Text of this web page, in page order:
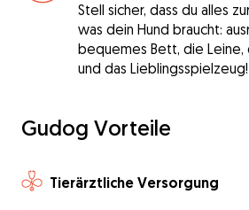
Stell sicher, dass du alles
was dein Hund braucht:
bequemes Bett, die Leine,
und das Lieblingsspielzeug!
Gudog Vorteile
Tierärztliche Versorgung